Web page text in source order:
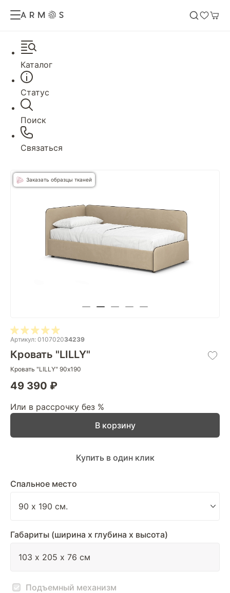
Каталог
Статус
Поиск
Связаться
Заказать образцы тканей
Артикул: 010702034239
Кровать "LILLY"
Кровать "LILLY" 90х190
49 390 ₽
Или в рассрочку без %
Спальное место
Габариты (ширина х глубина х высота)
Подъемный механизм
В корзину
Купить в один клик